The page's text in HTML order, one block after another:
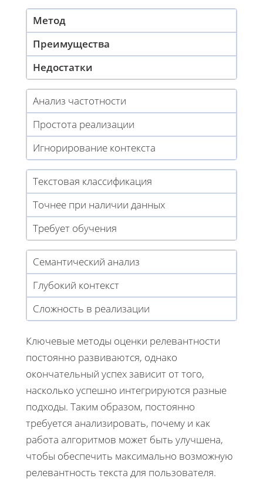
Метод
Преимущества
Недостатки
Анализ частотности
Простота реализации
Игнорирование контекста
Текстовая классификация
Точнее при наличии данных
Требует обучения
Семантический анализ
Глубокий контекст
Сложность в реализации
Ключевые методы оценки релевантности
постоянно развиваются, однако
окончательный успех зависит от того,
насколько успешно интегрируются разные
подходы. Таким образом, постоянно
требуется анализировать, почему и как
работа алгоритмов может быть улучшена,
чтобы обеспечить максимально возможную
релевантность текста для пользователя.